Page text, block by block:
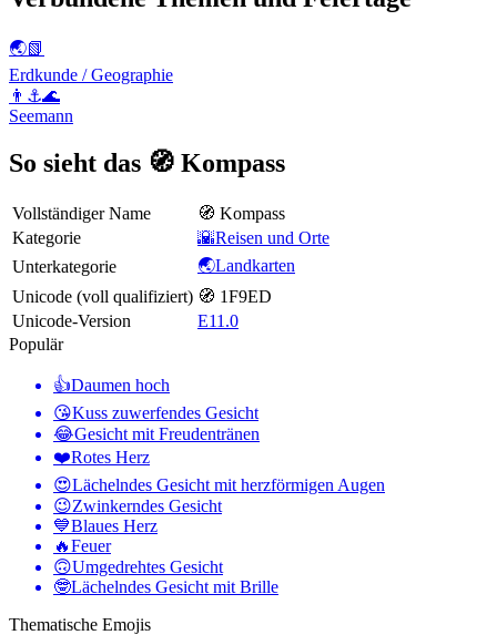
🌏📗
Erdkunde / Geographie
👨⚓🌊
Seemann
So sieht das 🧭 Kompass
Vollständiger Name
🧭 Kompass
Kategorie
🌇Reisen und Orte
Unterkategorie
🌏Landkarten
Unicode (voll qualifiziert) 🧭 1F9ED
Unicode-Version
E11.0
Populär
👍Daumen hoch
😘Kuss zuwerfendes Gesicht
😂Gesicht mit Freudentränen
❤️Rotes Herz
😍Lächelndes Gesicht mit herzförmigen Augen
😉Zwinkerndes Gesicht
💙Blaues Herz
🔥Feuer
🙃Umgedrehtes Gesicht
🤓Lächelndes Gesicht mit Brille
Thematische Emojis